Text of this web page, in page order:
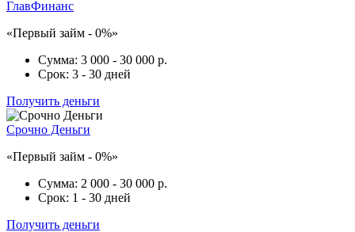
ГлавФинанс
«Первый займ - 0%»
Сумма: 3 000 - 30 000 р.
Срок: 3 - 30 дней
Получить деньги
Срочно Деньги
«Первый займ - 0%»
Сумма: 2 000 - 30 000 р.
Срок: 1 - 30 дней
Получить деньги